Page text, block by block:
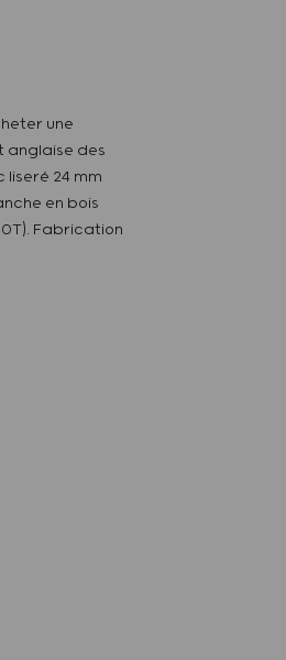
une
anglaise des
liseré 24 mm
en bois
Fabrication